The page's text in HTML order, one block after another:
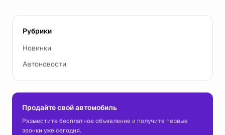
Рубрики
Новинки
Автоновости
Продайте свой автомобиль
Разместите бесплатное объявление и получите первые
звонки уже сегодня.